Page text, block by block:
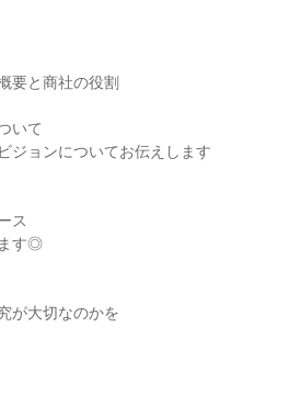
要と商社の役割
いて
ジョンについてお伝えします
ス
す◎
が大切なのかを